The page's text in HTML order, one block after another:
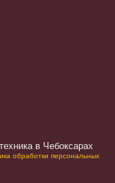
в Чебоксарах
обработки персональных